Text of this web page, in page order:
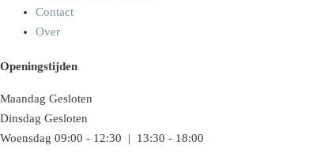
Contact
Over
Openingstijden
Maandag Gesloten
Dinsdag Gesloten
Woensdag 09:00 - 12:30 | 13:30 - 18:00